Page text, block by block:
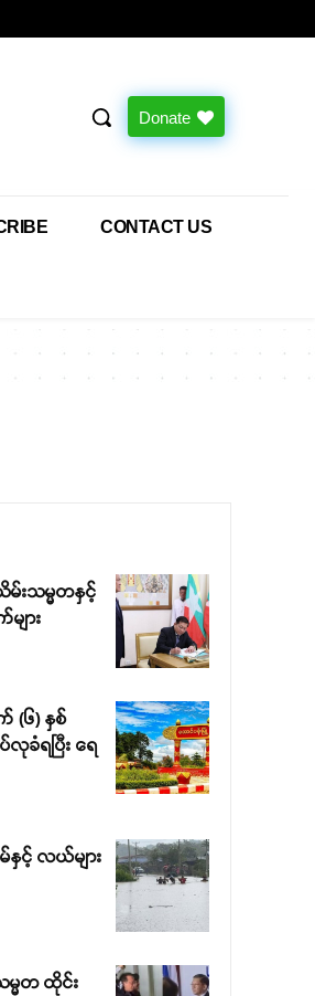
Donate
CONTACT US
းသမ္မတနှင့်
ျား
(၆) နှစ်
ခံရပြီး ရေ
နှင့် လယ်များ
မ္မတ ထိုင်း